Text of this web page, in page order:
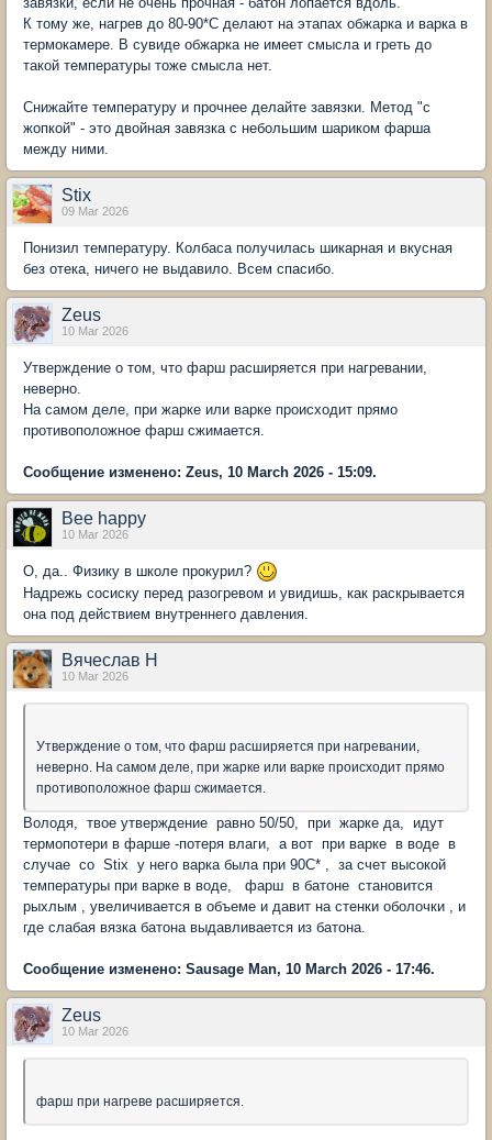
К тому же, нагрев до 80-90*С делают на этапах обжарка и варка в
термокамере. В сувиде обжарка не имеет смысла и греть до
такой температуры тоже смысла нет.
Снижайте температуру и прочнее делайте завязки. Метод "с
жопкой" - это двойная завязка с небольшим шариком фарша
между ними.
Stix
09 Mar 2026
Понизил температуру. Колбаса получилась шикарная и вкусная
без отека, ничего не выдавило. Всем спасибо.
Zeus
10 Mar 2026
Утверждение о том, что фарш расширяется при нагревании,
неверно.
На самом деле, при жарке или варке происходит прямо
противоположное фарш сжимается.
Сообщение изменено: Zeus, 10 March 2026 - 15:09.
Bee happy
10 Mar 2026
О, да.. Физику в школе прокурил?
Надрежь сосиску перед разогревом и увидишь, как раскрывается
она под действием внутреннего давления.
Вячеслав Н
10 Mar 2026
Утверждение о том, что фарш расширяется при нагревании,
неверно. На самом деле, при жарке или варке происходит прямо
противоположное фарш сжимается.
Володя, твое утверждение равно 50/50, при жарке да, идут
термопотери в фарше -потеря влаги, а вот при варке в воде в
случае со Stix у него варка была при 90С* , за счет высокой
температуры при варке в воде, фарш в батоне становится
рыхлым , увеличивается в объеме и давит на стенки оболочки , и
где слабая вязка батона выдавливается из батона.
Сообщение изменено: Sausage Man, 10 March 2026 - 17:46.
Zeus
10 Mar 2026
фарш при нагреве расширяется.